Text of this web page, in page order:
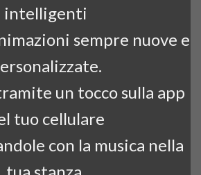
intelligenti
sempre nuove e
un tocco sulla app
tuo cellulare
con la musica nella